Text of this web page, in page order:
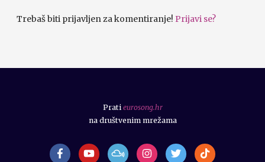
Trebaš biti prijavljen za komentiranje! Prijavi se?
Prati eurosong.hr
na društvenim mrežama